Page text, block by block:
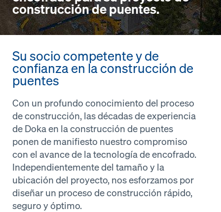
construcción de puentes.
Su socio competente y de
confianza en la construcción de
puentes
Con un profundo conocimiento del proceso
de construcción, las décadas de experiencia
de Doka en la construcción de puentes
ponen de manifiesto nuestro compromiso
con el avance de la tecnología de encofrado.
Independientemente del tamaño y la
ubicación del proyecto, nos esforzamos por
diseñar un proceso de construcción rápido,
seguro y óptimo.